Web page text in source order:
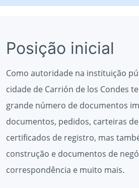
Posição inicial
Como autoridade na instituição
cidade de Carrión de los Condes
grande número de documentos
documentos, pedidos, carteiras
certificados de registro, mas
construção e documentos de
correspondência e muito mais.